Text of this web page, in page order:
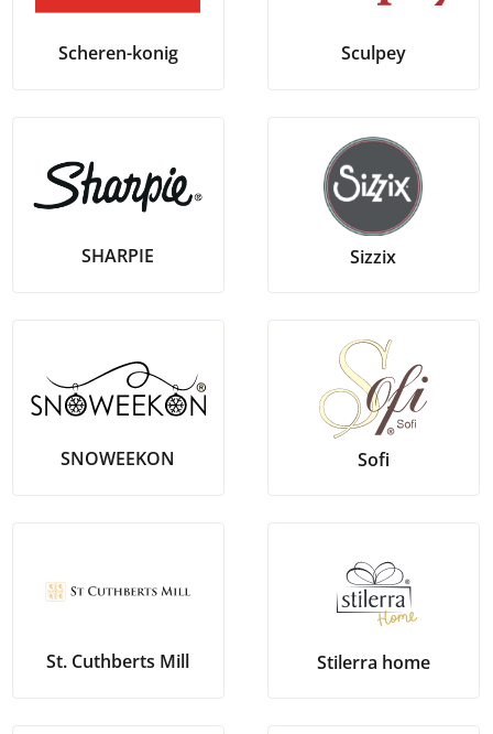
Scheren-konig Sculpey
SHARPIE Sizzix
SNOWEEKON Sofi
St. Cuthberts Mill Stilerra home